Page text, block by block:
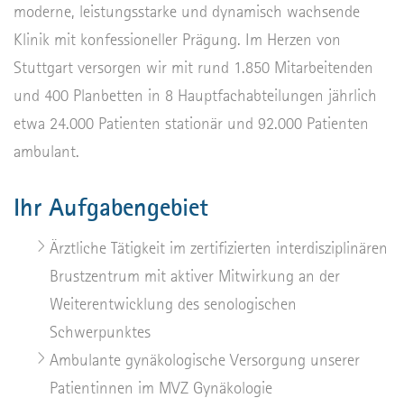
moderne, leistungsstarke und dynamisch wachsende
Klinik mit konfessioneller Prägung. Im Herzen von
Stuttgart versorgen wir mit rund 1.850 Mitarbeitenden
und 400 Planbetten in 8 Hauptfachabteilungen jährlich
etwa 24.000 Patienten stationär und 92.000 Patienten
ambulant.
Ihr Aufgabengebiet
Ärztliche Tätigkeit im zertifizierten interdisziplinären
Brustzentrum mit aktiver Mitwirkung an der
Weiterentwicklung des senologischen
Schwerpunktes
Ambulante gynäkologische Versorgung unserer
Patientinnen im MVZ Gynäkologie